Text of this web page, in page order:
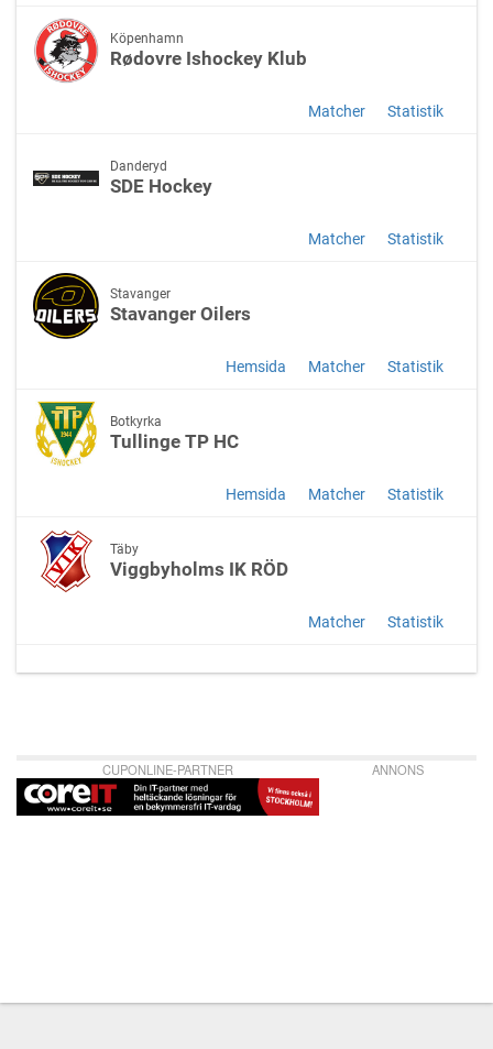
Köpenhamn
Rødovre Ishockey Klub
Matcher Statistik
Danderyd
SDE Hockey
Matcher Statistik
Stavanger
Stavanger Oilers
Hemsida Matcher Statistik
Botkyrka
Tullinge TP HC
Hemsida Matcher Statistik
Täby
Viggbyholms IK RÖD
Matcher Statistik
CUPONLINE-PARTNER ANNONS